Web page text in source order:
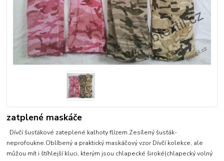
zatplené maskáče
Dívčí šusťákové zateplené kalhoty flízem.Zesílený šusťák-
neprofoukne.Oblíbený a praktický maskáčový vzor Dívčí kolekce, ale
můžou mít i štíhlejší kluci, kterým jsou chlapecké široké(chlapecký volný